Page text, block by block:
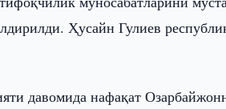
Ҳусайн Гулиев
давомида нафақат